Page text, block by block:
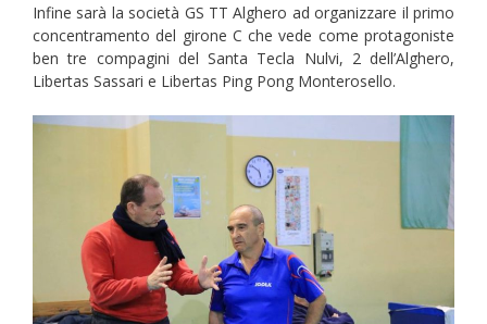
Infine sarà la società GS TT Alghero ad organizzare il primo
concentramento del girone C che vede come protagoniste
ben tre compagini del Santa Tecla Nulvi, 2 dell’Alghero,
Libertas Sassari e Libertas Ping Pong Monterosello.